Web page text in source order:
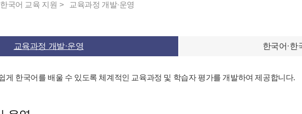
한국어 교육 지원 교육과정 개발·운영
교육과정 개발·운영 한국어·한
게 한국어를 배울 수 있도록 체계적인 교육과정 및 학습자 평가를 개발하여 제공합니다.